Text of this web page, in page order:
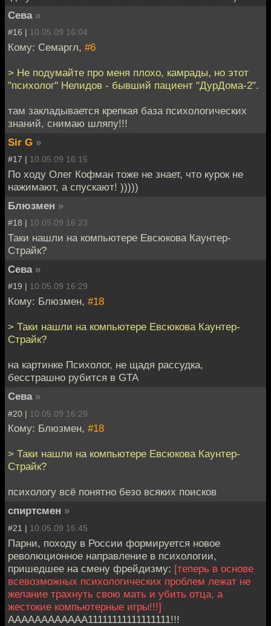
Сева »
#16 | 10.05.09 16:04
Кому: Семаргл, #6
> Не подумайте про меня плохо, камрады, но этот
"психолог" Нелидов - бывший пациент "ДурДома-2".
там закладывается крепкая база психологических
знаний, снимаю шляпу!!!
Sir G »
#17 | 10.05.09 16:15
По ходу Олег Кофман тоже не знает, что курок не
нажимают, а спускают! )))))
Блюзмен »
#18 | 10.05.09 16:23
Таки нашли на компьютере Евсюкова Каунтер-
Страйк?
Сева »
#19 | 10.05.09 16:29
Кому: Блюзмен, #18
> Таки нашли на компьютере Евсюкова Каунтер-
Страйк?
на картинке Психолог, не щадя рассудка,
бесстрашно рубится в GTA
Сева »
#20 | 10.05.09 16:29
Кому: Блюзмен, #18
> Таки нашли на компьютере Евсюкова Каунтер-
Страйк?
психологу всё понятно безо всяких поисков
спиртсмен »
#21 | 10.05.09 16:45
Парни, походу в России формируется новое
революционное направление в психологии,
пришедшее на смену фрейдизму: [теперь в основе
всевозможных психологических проблем лежат не
желание трахнуть свою мать и убить отца, а
жестокие компьютерные игры!!!]
АААААААААААА11111111111111111!!!